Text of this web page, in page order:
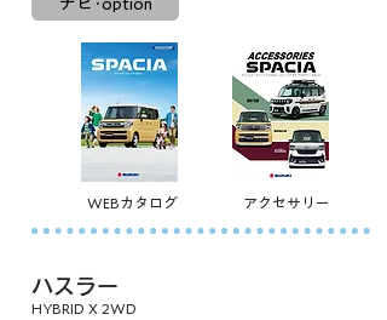
ナビ･option
WEBカタログ アクセサリー
ハスラー
HYBRID X 2WD